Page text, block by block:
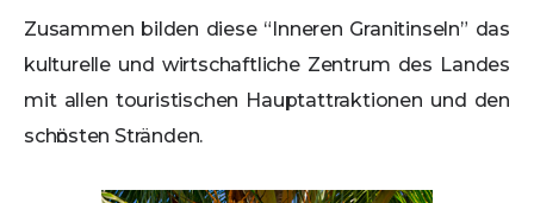
Zusammen bilden diese “Inneren Granitinseln” das
kulturelle und wirtschaftliche Zentrum des Landes
mit allen touristischen Hauptattraktionen und den
schӧnsten Stränden.